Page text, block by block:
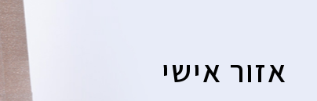
אזור אישי